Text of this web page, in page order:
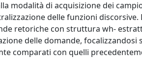
modalità di acquisizione dei
delle funzioni discorsive.
retoriche con struttura wh-
delle domande, focalizzandosi
comparati con quelli